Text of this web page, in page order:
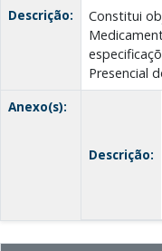
Descrição:
Constitui
Presencial
Anexo(s):
Descrição: